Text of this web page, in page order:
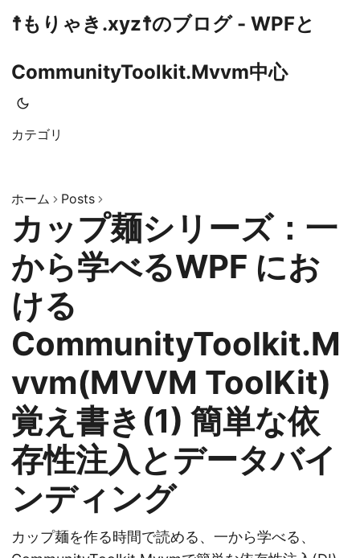
☨もりゃき.xyz☨のブログ - WPFと
CommunityToolkit.Mvvm中心
カテゴリ
ホーム Posts
カップ麺シリーズ：一
から学べるWPF にお
ける
CommunityToolkit.M
vvm(MVVM ToolKit)
覚え書き(1) 簡単な依
存性注入とデータバイ
ンディング
カップ麺を作る時間で読める、一から学べる、